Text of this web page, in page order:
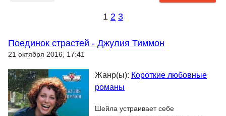
1 2 3
Поединок страстей - Джулия Тиммон
21 октября 2016, 17:41
Жанр(ы): Короткие любовные
романы
Шейла устраивает себе